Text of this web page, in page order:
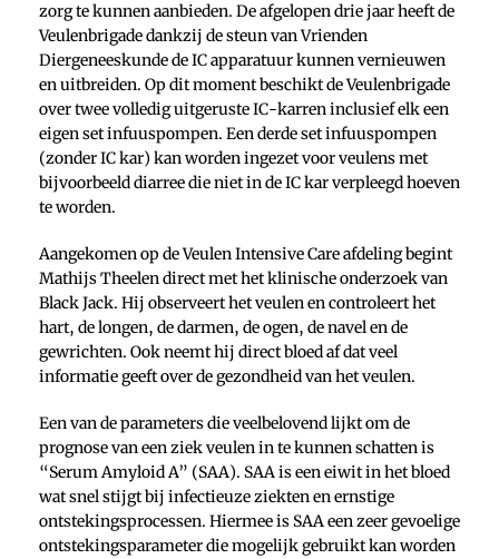
zorg te kunnen aanbieden. De afgelopen drie jaar heeft de
Veulenbrigade dankzij de steun van Vrienden
Diergeneeskunde de IC apparatuur kunnen vernieuwen
en uitbreiden. Op dit moment beschikt de Veulenbrigade
over twee volledig uitgeruste IC-karren inclusief elk een
eigen set infuuspompen. Een derde set infuuspompen
(zonder IC kar) kan worden ingezet voor veulens met
bijvoorbeeld diarree die niet in de IC kar verpleegd hoeven
te worden.
Aangekomen op de Veulen Intensive Care afdeling begint
Mathijs Theelen direct met het klinische onderzoek van
Black Jack. Hij observeert het veulen en controleert het
hart, de longen, de darmen, de ogen, de navel en de
gewrichten. Ook neemt hij direct bloed af dat veel
informatie geeft over de gezondheid van het veulen.
Een van de parameters die veelbelovend lijkt om de
prognose van een ziek veulen in te kunnen schatten is
“Serum Amyloid A” (SAA). SAA is een eiwit in het bloed
wat snel stijgt bij infectieuze ziekten en ernstige
ontstekingsprocessen. Hiermee is SAA een zeer gevoelige
ontstekingsparameter die mogelijk gebruikt kan worden